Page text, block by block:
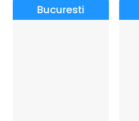
Bucuresti